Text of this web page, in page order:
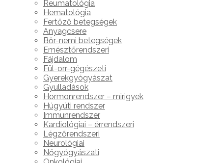
Reumatológia
Hematológia
Fertőző betegségek
Anyagcsere
Bőr-nemi betegségek
Emésztőrendszeri
Fájdalom
Fül-orr-gégészeti
Gyerekgyógyászat
Gyulladások
Hormonrendszer – mirigyek
Húgyúti rendszer
Immunrendszer
Kardiológiai – érrendszeri
Légzőrendszeri
Neurológiai
Nőgyógyászati